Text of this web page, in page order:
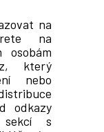
na
na
osobám
který
nebo
odkazy
s